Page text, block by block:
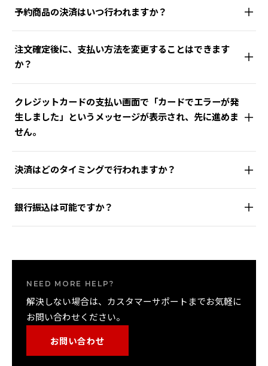
American Express / Diners Club）
あと払い（ペイディ）
※所定の条件を満たす場合、分割手数料無料の3回・6回あと払いもご
利用いただけます。
PayPal
銀行振込・代金引換はご利用いただけません。
詳しくは特定商取引法に基づく表記もご覧ください。
分割手数料無料。1回のお買い物が3,000円以上で3回、
6,000円以上で6回あと払いをお選びいただけます。
※ペ
ショッピングクレジット（最大36回まで金利0%）
全国のダイネーゼストア店頭にてご利用いただけます
（オンラインストアではご利用いただけません）。メン
バー登録（無料）と、1回あたりのお支払金額3,000円以
上が条件です。※セール・アウトレット品は対象外。フランチャ
詳しくは金利0%ショッピングクレジット をご覧ください。
予約商品の決済はいつ行われますか？
時（ご注文時）に決済されます。商品の入荷時・発送時で
注文確定後に、支払い方法を変更することはできます
か？
恐れ入りますが、お支払い方法を変更の際には、お問い合
わせフォームよりキャンセルのご依頼を頂き、改めて再度
メールまたはお問い合せフォームよりご連絡ください。
で、ご安心くださいませ。
クレジットカードの支払い画面で「カードでエラーが発
生しました」というメッセージが表示され、先に進めま
せん。
手続きが完了していない可能性がございます。
恐れ入りますが、エラーの詳細については弊社では確認が
合がございます。
決済はどのタイミングで行われますか？
銀行振込は可能ですか？
NEED MORE HELP?
解決しない場合は、カスタマーサポートまでお気軽に
お問い合わせください。
お問い合わせ